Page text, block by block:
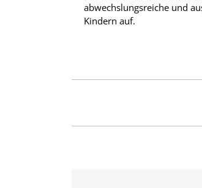
abwechslungsreiche und
Kindern auf.